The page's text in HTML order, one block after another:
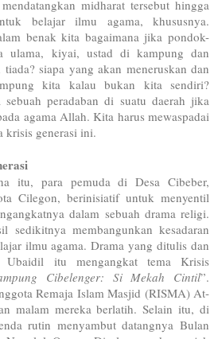
midharat tersebut hingga
belajar ilmu agama, khususnya.
benak kita bagaimana jika pondok-
ulama, kiyai, ustad di kampung dan
siapa yang akan meneruskan dan
kita kalau bukan kita sendiri?
peradaban di suatu daerah jika
agama Allah. Kita harus mewaspadai
krisis generasi ini.
itu, para pemuda di Desa Cibeber,
Cilegon, berinisiatif untuk menyentil
dalam sebuah drama religi.
sedikitnya membangunkan kesadaran
ilmu agama. Drama yang ditulis dan
Ubaidil itu mengangkat tema Krisis
Cibelenger: Si Mekah Cintil”.
Remaja Islam Masjid (RISMA) At-
malam mereka berlatih. Selain itu, di
rutin menyambut datangnya Bulan